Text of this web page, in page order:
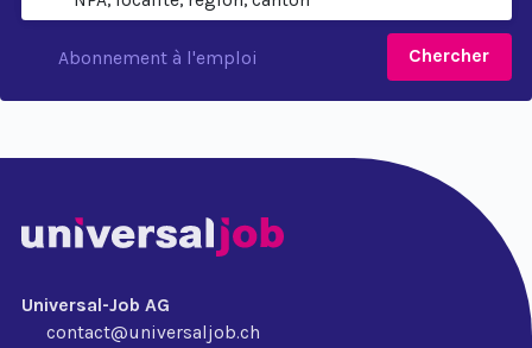
Chercher
Abonnement à l'emploi
Universal-Job AG
contact@universaljob.ch